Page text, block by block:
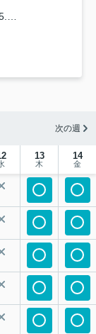
次の週
13
木
14
金